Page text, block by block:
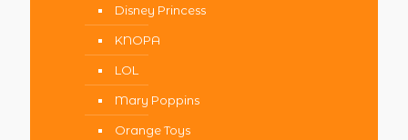
Disney Princess
KNOPA
LOL
Mary Poppins
Orange Toys